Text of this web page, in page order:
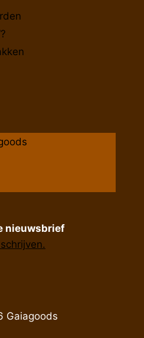
nieuwsbrief
Gaiagoods